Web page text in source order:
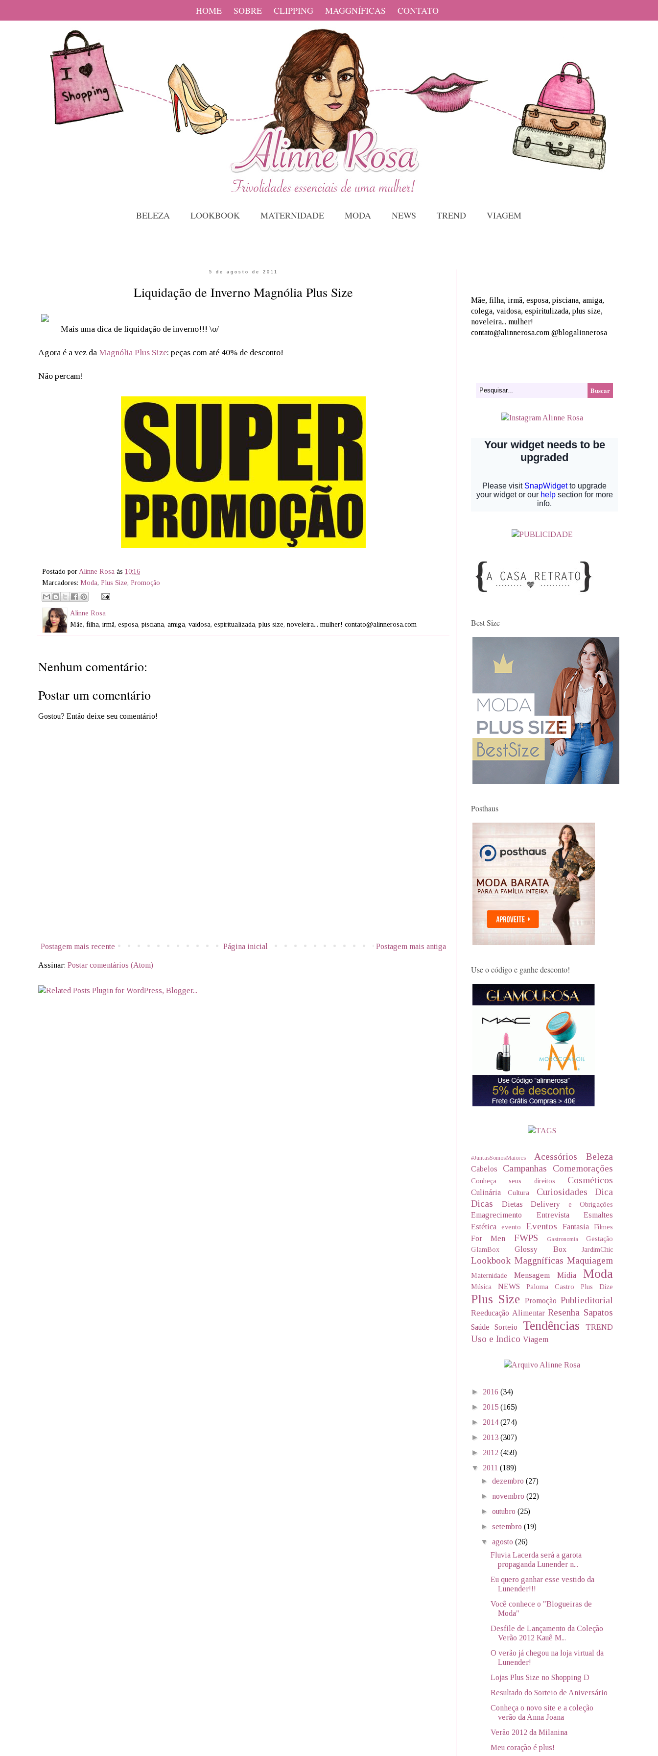
BELEZA LOOKBOOK MATERNIDADE MODA NEWS TREND VIAGEM
5 de agosto de 2011
Liquidação de Inverno Magnólia Plus Size
Mais uma dica de liquidação de inverno!!! \o/
Agora é a vez da Magnólia Plus Size: peças com até 40% de desconto!
Não percam!
Postado por Alinne Rosa às 10:16
Marcadores: Moda, Plus Size, Promoção
Alinne Rosa
Mãe, filha, irmã, esposa, pisciana, amiga, vaidosa, espiritualizada, plus size, noveleira... mulher! contato@alinnerosa.com
Nenhum comentário:
Postar um comentário
Gostou? Então deixe seu comentário!
Postagem mais recente Postagem mais antiga
Página inicial
Assinar: Postar comentários (Atom)
HOME SOBRE CLIPPING MAGGNÍFICAS CONTATO
Mãe, filha, irmã, esposa, pisciana, amiga,
colega, vaidosa, espiritulizada, plus size,
noveleira... mulher!
contato@alinnerosa.com @blogalinnerosa
Best Size
Posthaus
Use o código e ganhe desconto!
#JuntasSomosMaiores Acessórios Beleza
Cabelos Campanhas Comemorações
Conheça seus direitos Cosméticos
Culinária Cultura Curiosidades
Dica
Dicas
Dietas Delivery e Obrigações
Emagrecimento Entrevista
Esmaltes
Estética
evento Eventos Fantasia Filmes
For Men FWPS Gastronomia
Gestação
GlamBox
Glossy Box JardimChic
Lookbook Maggníficas Maquiagem
Maternidade Mensagem Mídia Moda
Música NEWS Paloma Castro Plus Dize
Plus Size Promoção Publieditorial
Reeducação Alimentar Resenha Sapatos
Saúde Sorteio Tendências TREND
Uso e Indico Viagem
► 2016 (34)
► 2015 (165)
► 2014 (274)
► 2013 (307)
► 2012 (459)
▼ 2011 (189)
►dezembro(27)
► novembro(22)
►outubro(25)
►setembro(19)
▼agosto(26)
Fluvia Lacerda será a garota
propaganda Lunender n...
Eu quero ganhar esse vestido da
Lunender!!!
Você conhece o "Blogueiras de
Moda"
Desfile de Lançamento da Coleção
Verão 2012 Kauê M...
O verão já chegou na loja virtual da
Lunender!
Lojas Plus Size no Shopping D
Resultado do Sorteio de Aniversário
Conheça o novo site e a coleção
verão da Anna Joana
Verão 2012 da Milanina
Meu coração é plus!